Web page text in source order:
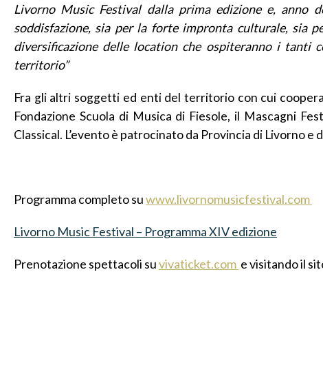
Livorno Music Festival dalla prima edizione e, anno
soddisfazione, sia per la forte impronta culturale, sia
diversificazione delle location che ospiteranno i
territorio”
Fra gli altri soggetti ed enti del territorio con cui
Fondazione Scuola di Musica di Fiesole, il Mascagni
Classical. L’evento è patrocinato da Provincia di Livorno e
Programma completo suwww.livornomusicfestival.com
Livorno Music Festival – Programma XIV edizione
Prenotazione spettacoli suvivaticket.com e visitando il